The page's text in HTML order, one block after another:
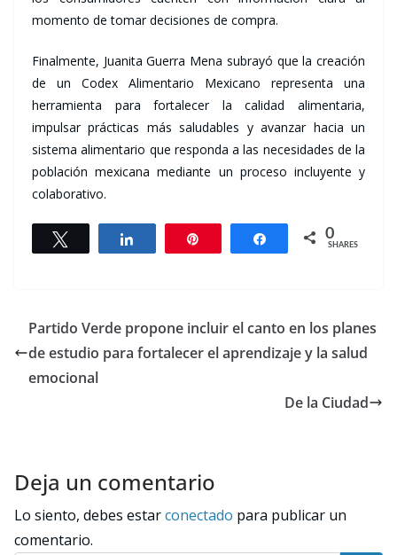
momento de tomar decisiones de compra.
Finalmente, Juanita Guerra Mena subrayó que la creación
de un Codex Alimentario Mexicano representa una
herramienta para fortalecer la calidad alimentaria,
impulsar prácticas más saludables y avanzar hacia un
sistema alimentario que responda a las necesidades de la
población mexicana mediante un proceso incluyente y
colaborativo.
Share 0
SHARES
Partido Verde propone incluir el canto en los planes
de estudio para fortalecer el aprendizaje y la salud
emocional
De la Ciudad
Deja un comentario
Lo siento, debes estarconectado para publicar un
comentario.